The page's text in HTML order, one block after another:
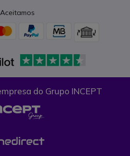
Aceitamos
do Grupo INCEPT